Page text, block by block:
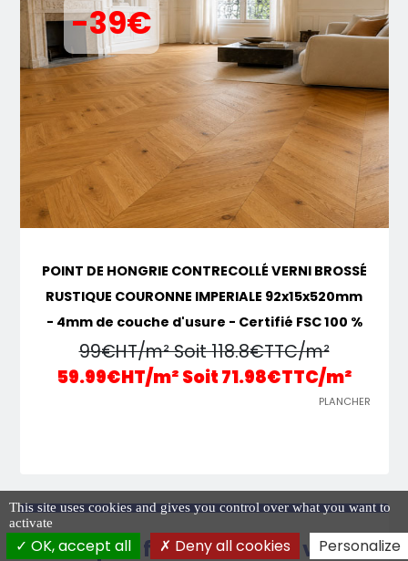
-39€
POINT DE HONGRIE CONTRECOLLÉ VERNI BROSSÉ
RUSTIQUE COURONNE IMPERIALE 92x15x520mm
- 4mm de couche d'usure - Certifié FSC 100 %
99€HT/m² Soit 118.8€TTC/m²
59.99€HT/m² Soit 71.98€TTC/m²
PLANCHER
Parquet flottant chêne verni
This site uses cookies and gives you control over what you want to
activate
OK, accept all Deny all cookies Personalize